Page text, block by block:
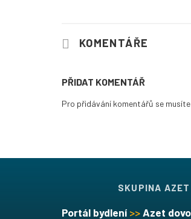
KOMENTÁŘE
PŘIDAT KOMENTÁŘ
Pro přidávání komentářů se
SKUPINA
Portál bydlení>>Azet